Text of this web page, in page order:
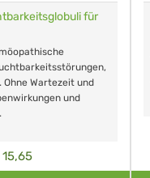
für
Wartezeit und
und